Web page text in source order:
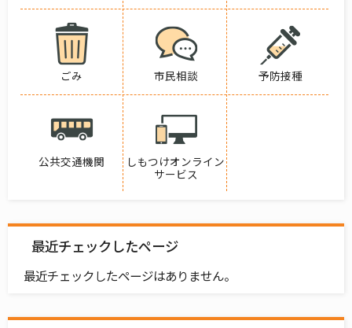
ごみ 市民相談 予防接種
公共交通機関
しもつけオンライン
サービス
最近チェックしたページ
最近チェックしたページはありません。